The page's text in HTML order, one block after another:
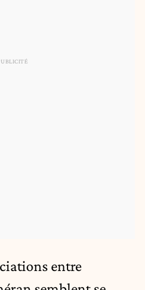
entre